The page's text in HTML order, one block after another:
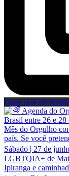
Open post by